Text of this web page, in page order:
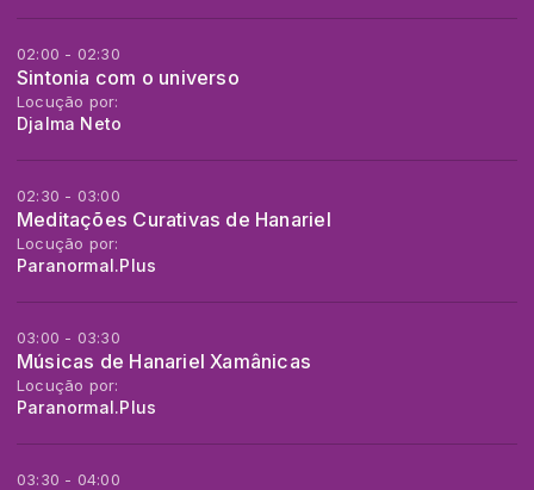
02:00 - 02:30
Sintonia com o universo
Locução por:
Djalma Neto
02:30 - 03:00
Meditações Curativas de Hanariel
Locução por:
Paranormal.Plus
03:00 - 03:30
Músicas de Hanariel Xamânicas
Locução por:
Paranormal.Plus
03:30 - 04:00